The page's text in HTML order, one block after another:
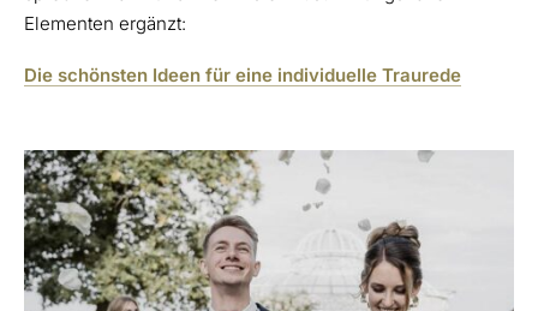
Elementen ergänzt:
Die schönsten Ideen für eine individuelle Traurede